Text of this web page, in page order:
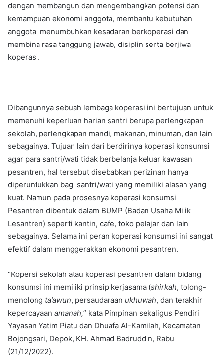
dengan membangun dan mengembangkan potensi dan
kemampuan ekonomi anggota, membantu kebutuhan
anggota, menumbuhkan kesadaran berkoperasi dan
membina rasa tanggung jawab, disiplin serta berjiwa
koperasi.
Dibangunnya sebuah lembaga koperasi ini bertujuan untuk
memenuhi keperluan harian santri berupa perlengkapan
sekolah, perlengkapan mandi, makanan, minuman, dan lain
sebagainya. Tujuan lain dari berdirinya koperasi konsumsi
agar para santri/wati tidak berbelanja keluar kawasan
pesantren, hal tersebut disebabkan perizinan hanya
diperuntukkan bagi santri/wati yang memiliki alasan yang
kuat. Namun pada prosesnya koperasi konsumsi
Pesantren dibentuk dalam BUMP (Badan Usaha Milik
Lesantren) seperti kantin, cafe, toko pelajar dan lain
sebagainya. Selama ini peran koperasi konsumsi ini sangat
efektif dalam menggerakkan ekonomi pesantren.
“Kopersi sekolah atau koperasi pesantren dalam bidang
konsumsi ini memiliki prinsip kerjasama (shirkah, tolong-
menolong ta’awun, persaudaraan ukhuwah, dan terakhir
kepercayaan amanah,” kata Pimpinan sekaligus Pendiri
Yayasan Yatim Piatu dan Dhuafa Al-Kamilah, Kecamatan
Bojongsari, Depok, KH. Ahmad Badruddin, Rabu
(21/12/2022).